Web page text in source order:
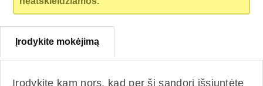
Įrodykite mokėjimą
Įrodykite kam nors, kad per šį sandorį išsiuntėte